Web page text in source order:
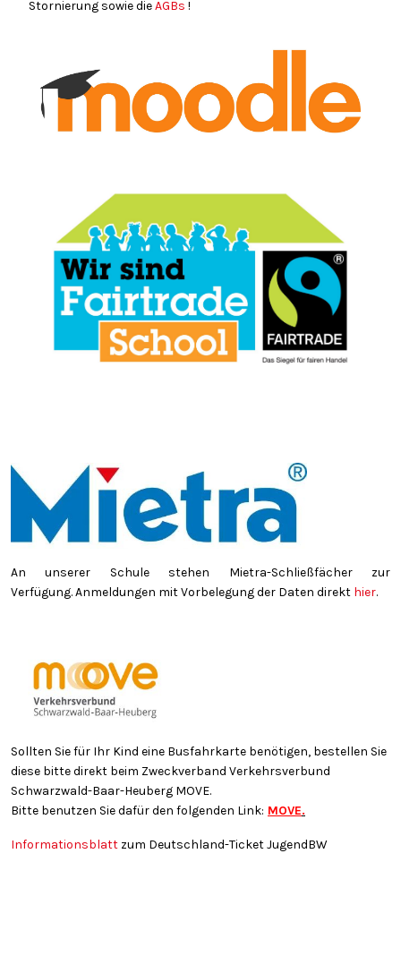
Stornierung sowie dieAGBs !
An unserer Schule stehen Mietra-Schließfächer zur
Verfügung. Anmeldungen mit Vorbelegung der Daten direkt hier.
Sollten Sie für Ihr Kind eine Busfahrkarte benötigen, bestellen Sie
diese bitte direkt beim Zweckverband Verkehrsverbund
Schwarzwald-Baar-Heuberg MOVE.
Bitte benutzen Sie dafür den folgenden Link: MOVE.
Informationsblatt zum Deutschland-Ticket JugendBW